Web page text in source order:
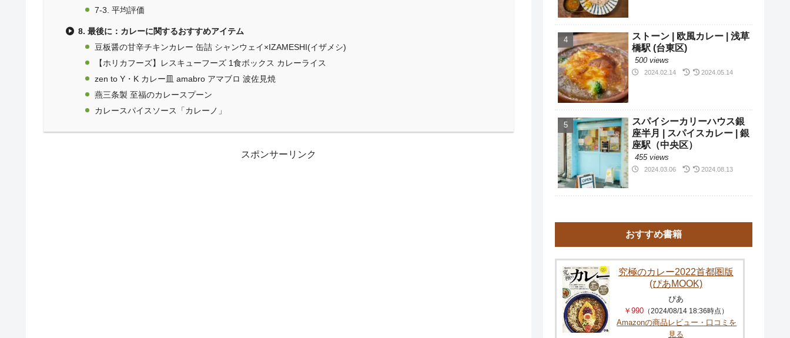
7-3. 平均評価
8. 最後に：カレーに関するおすすめアイテム
豆板醤の甘辛チキンカレー 缶詰 シャンウェイ×IZAMESHI(イザメシ)
【ホリカフーズ】レスキューフーズ 1食ボックス カレーライス
zen to Y・K カレー皿 amabro アマブロ 波佐見焼
燕三条製 至福のカレースプーン
カレースパイスソース「カレーノ」
スポンサーリンク
ストーン | 欧風カレー | 浅草
橋駅 (台東区)
500 views
2024.02.14 2024.05.14
スパイシーカリーハウス銀
座半月 | スパイスカレー | 銀
座駅（中央区）
455 views
2024.03.06 2024.08.13
おすすめ書籍
究極のカレー2022首都圏版
(ぴあMOOK)
ぴあ
￥990（2024/08/14 18:36時点）
Amazonの商品レビュー・口コミを
見る